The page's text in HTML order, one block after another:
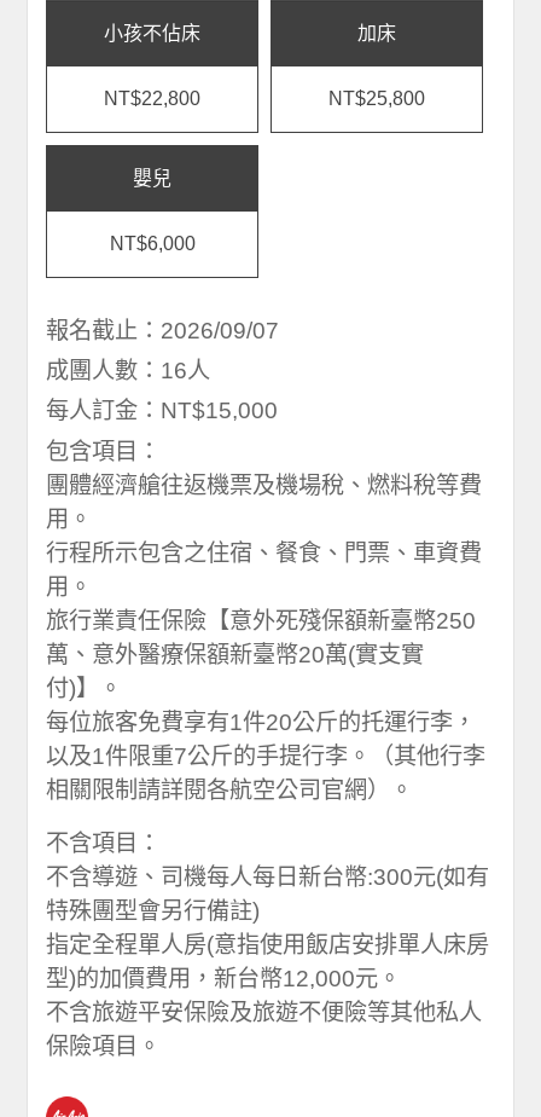
小孩不佔床
NT$22,800
加床
NT$25,800
嬰兒
NT$6,000
報名截止：2026/09/07
成團人數：16人
每人訂金：NT$15,000
包含項目：
團體經濟艙往返機票及機場稅、燃料稅等費
用。
行程所示包含之住宿、餐食、門票、車資費
用。
旅行業責任保險【意外死殘保額新臺幣250
萬、意外醫療保額新臺幣20萬(實支實
付)】。
每位旅客免費享有1件20公斤的托運行李，
以及1件限重7公斤的手提行李。（其他行李
相關限制請詳閱各航空公司官網）。
不含項目：
不含導遊、司機每人每日新台幣:300元(如有
特殊團型會另行備註)
指定全程單人房(意指使用飯店安排單人床房
型)的加價費用，新台幣12,000元。
不含旅遊平安保險及旅遊不便險等其他私人
保險項目。